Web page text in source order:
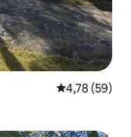
Évaluation
4,78 (59)